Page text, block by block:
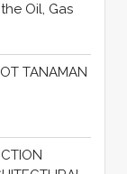
Oil, Gas
TANAMAN